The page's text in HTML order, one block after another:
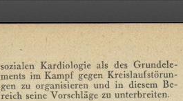
sozialen Kardiologie als des Grundele¬
ments im Kampf gegen Kreislaufstörun¬
gen zu organisieren und in diesem Be¬
reich seine Vorschläge zu unterbreiten.